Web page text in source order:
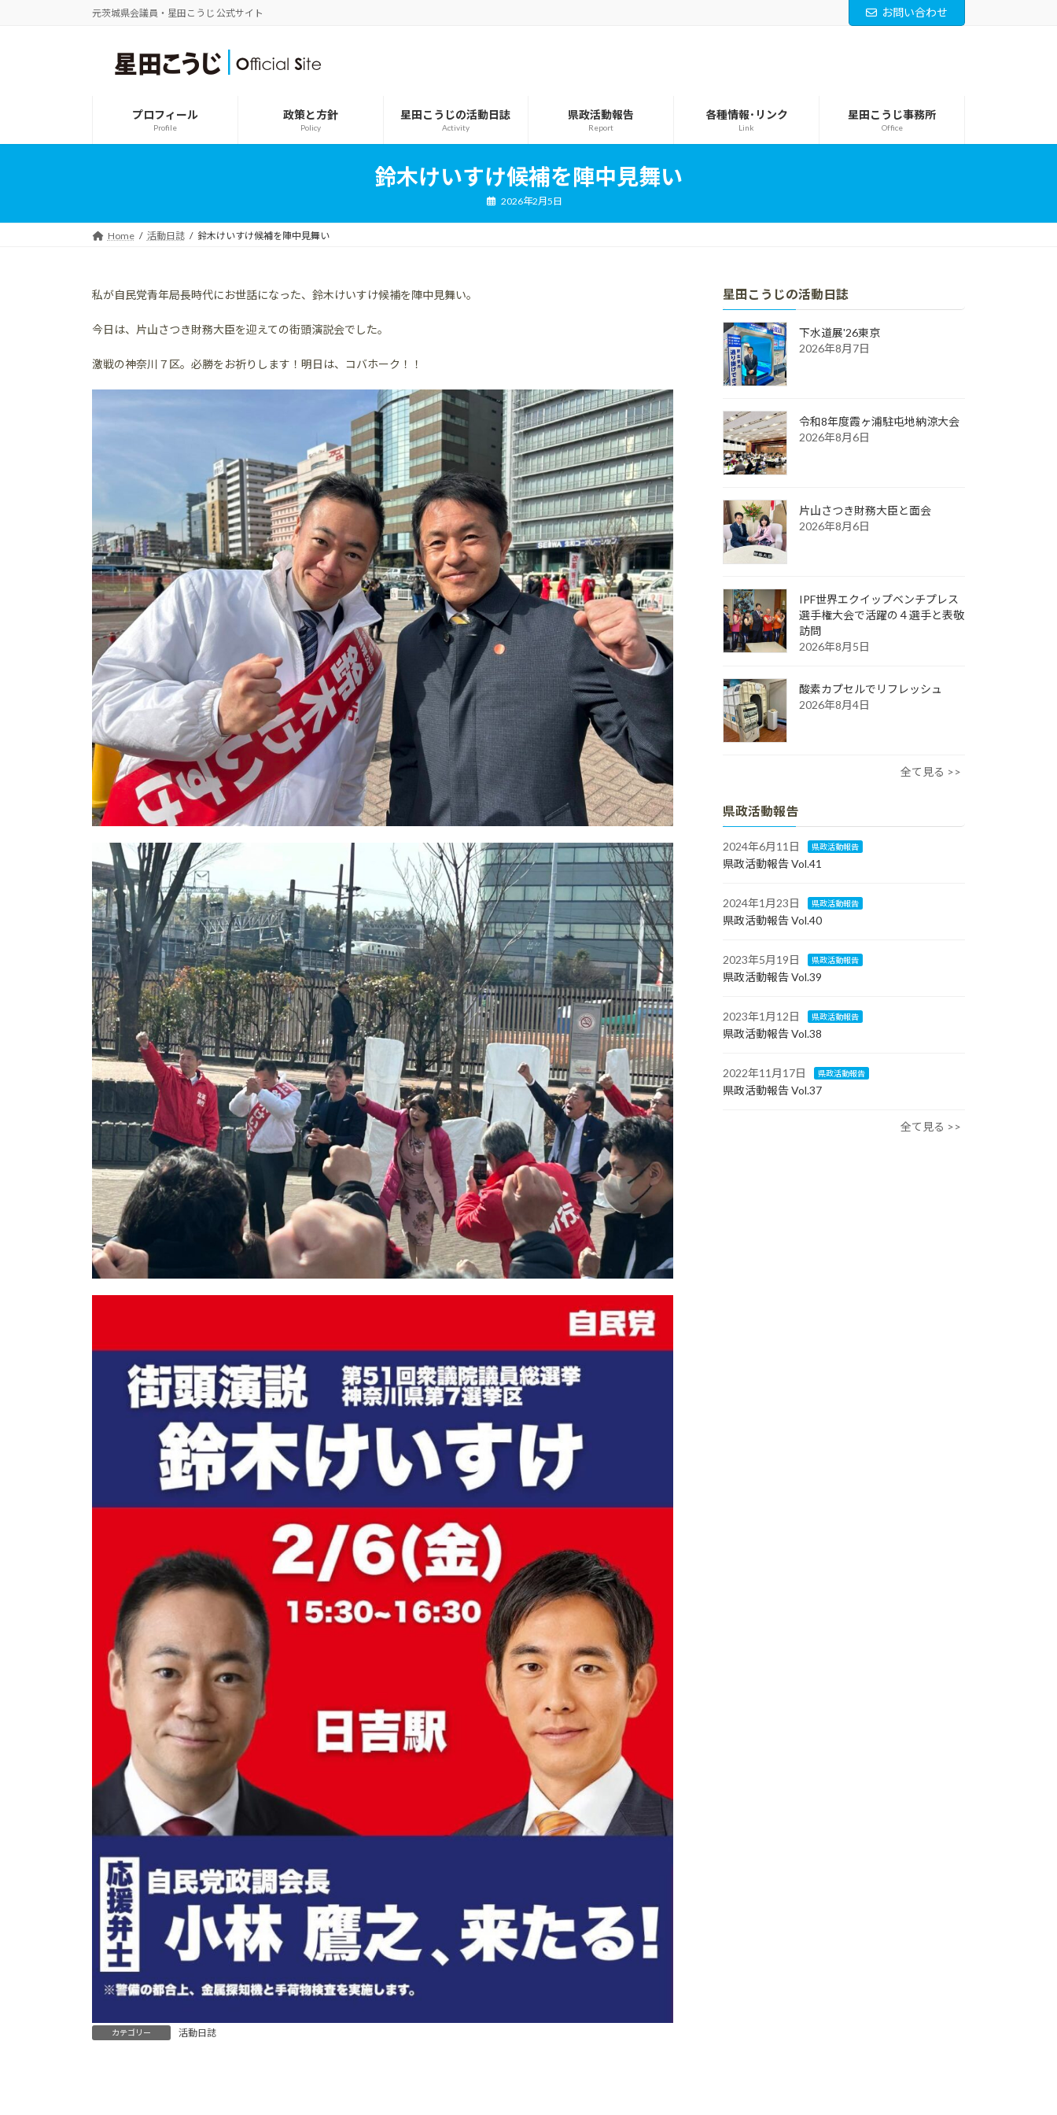
元茨城県会議員・星田こうじ 公式サイト お問い合わせ
プロフィール
Profile
政策と方針
Policy
星田こうじの活動日誌
Activity
県政活動報告
Report
各種情報･リンク
Link
星田こうじ事務所
Office
鈴木けいすけ候補を陣中見舞い
2026年2月5日
Home 活動日誌 鈴木けいすけ候補を陣中見舞い
私が自民党青年局長時代にお世話になった、鈴木けいすけ候補を陣中見舞い。
今日は、片山さつき財務大臣を迎えての街頭演説会でした。
激戦の神奈川７区。必勝をお祈りします！明日は、コバホーク！！
カテゴリー 活動日誌
星田こうじの活動日誌
下水道展'26東京
2026年8月7日
令和8年度霞ヶ浦駐屯地納涼大会
2026年8月6日
片山さつき財務大臣と面会
2026年8月6日
IPF世界エクイップベンチプレス
選手権大会で活躍の４選手と表敬
訪問
2026年8月5日
酸素カプセルでリフレッシュ
2026年8月4日
全て見る >>
県政活動報告
2024年6月11日 県政活動報告
県政活動報告 Vol.41
2024年1月23日 県政活動報告
県政活動報告 Vol.40
2023年5月19日 県政活動報告
県政活動報告 Vol.39
2023年1月12日 県政活動報告
県政活動報告 Vol.38
2022年11月17日 県政活動報告
県政活動報告 Vol.37
全て見る >>